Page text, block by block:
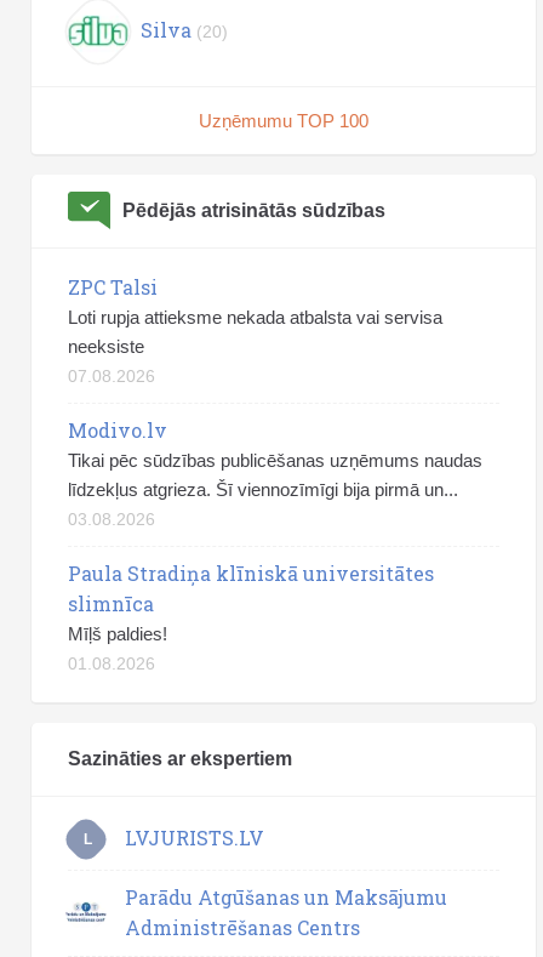
Silva (20)
Uzņēmumu TOP 100
Pēdējās atrisinātās sūdzības
ZPC Talsi
Loti rupja attieksme nekada atbalsta vai servisa
neeksiste
07.08.2026
Modivo.lv
Tikai pēc sūdzības publicēšanas uzņēmums naudas
līdzekļus atgrieza. Šī viennozīmīgi bija pirmā un...
03.08.2026
Paula Stradiņa klīniskā universitātes
slimnīca
Mīļš paldies!
01.08.2026
Sazināties ar ekspertiem
L LVJURISTS.LV
Parādu Atgūšanas un Maksājumu
Administrēšanas Centrs